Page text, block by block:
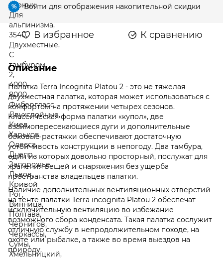
% Войти для отображения накопительной скидки
В избранное К сравнению
Описание
Палатка Terra Incognita Platou 2 - это не тяжелая
двухместная палатка, которая может использоваться с
комфортом на протяжении четырех сезонов.
Классическая форма палатки «купол», две
взаимопересекающиеся дуги и дополнительные
боковые растяжки обеспечивают достаточную
устойчивость конструкции в непогоду. Два тамбура,
один из которых довольно просторный, послужат для
хранения вещей и снаряжения без ущерба
пространства владельцев палатки.
Наличие дополнительных вентиляционных отверстий
на тенте палатки Terra incognita Platou 2 обеспечат
исключительную вентиляцию во избежание
возможного сбора конденсата. Такая палатка сослужит
отличную службу в непродолжительном походе, на
охоте или рыбалке, а также во время выездов на
природу.